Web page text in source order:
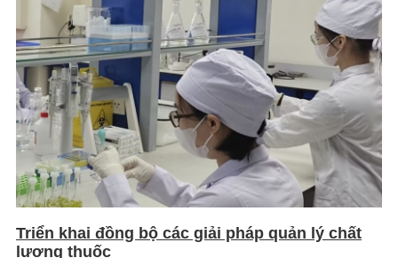
Triển khai đồng bộ các giải pháp quản lý chất
lượng thuốc